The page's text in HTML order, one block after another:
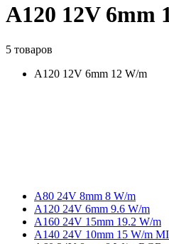
A120 12V 6mm
5 товаров
A120 12V 6mm 12 W/m
А80 24V 8mm 8 W/m
A120 24V 6mm 9.6 W/m
A160 24V 15mm 19.2 W/m
A140 24V 10mm 15 W/m